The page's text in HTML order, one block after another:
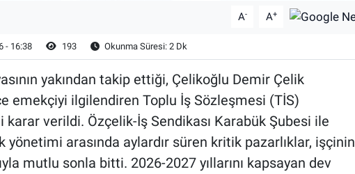
A- A+
- 16:38 193 Okunma Süresi: 2 Dk
yakından takip ettiği, Çelikoğlu Demir Çelik
emekçiyi ilgilendiren Toplu İş Sözleşmesi (TİS)
verildi. Özçelik-İş Sendikası Karabük Şubesi ile
yönetimi arasında aylardır süren kritik pazarlıklar, işçinin
mutlu sonla bitti. 2026-2027 yıllarını kapsayan dev